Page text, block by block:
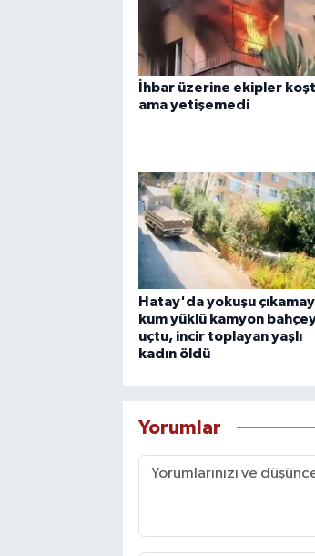
İhbar üzerine ekipler
ama yetişemedi
Hatay'da yokuşu
kum yüklü kamyon
uçtu, incir toplayan yaşlı
kadın öldü
Yorumlar